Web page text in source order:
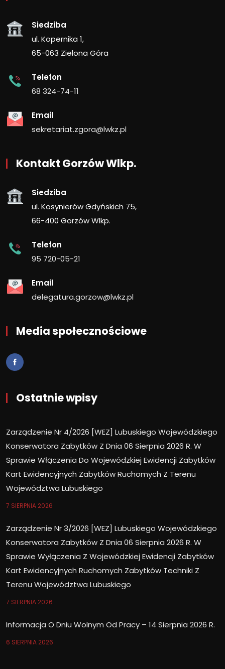
Siedziba
ul. Kopernika 1,
65-063 Zielona Góra
Telefon
68 324-74-11
Email
sekretariat.zgora@lwkz.pl
Kontakt Gorzów Wlkp.
Siedziba
ul. Kosynierów Gdyńskich 75,
66-400 Gorzów Wlkp.
Telefon
95 720-05-21
Email
delegatura.gorzow@lwkz.pl
Media społecznościowe
Ostatnie wpisy
Zarządzenie Nr 4/2026 [WEZ] Lubuskiego Wojewódzkiego
Konserwatora Zabytków Z Dnia 06 Sierpnia 2026 R. W
Sprawie Włączenia Do Wojewódzkiej Ewidencji Zabytków
Kart Ewidencyjnych Zabytków Ruchomych Z Terenu
Województwa Lubuskiego
7 SIERPNIA 2026
Zarządzenie Nr 3/2026 [WEZ] Lubuskiego Wojewódzkiego
Konserwatora Zabytków Z Dnia 06 Sierpnia 2026 R. W
Sprawie Wyłączenia Z Wojewódzkiej Ewidencji Zabytków
Kart Ewidencyjnych Ruchomych Zabytków Techniki Z
Terenu Województwa Lubuskiego
7 SIERPNIA 2026
Informacja O Dniu Wolnym Od Pracy – 14 Sierpnia 2026 R.
6 SIERPNIA 2026